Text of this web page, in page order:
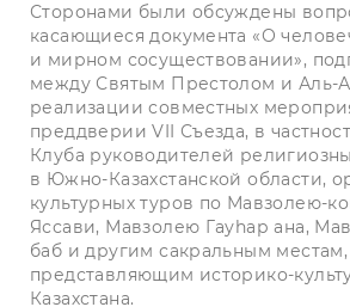
Сторонами были обсуждены
касающиеся документа «О
и мирном сосуществовании»,
между Святым Престолом и Аль-
реализации совместных
преддверии VII Съезда, в
Клуба руководителей
в Южно-Казахстанской области,
культурных туров по Мавзолею-
Яссави, Мавзолею Гауhар ана,
баб и другим сакральным местам,
представляющим историко-
Казахстана.